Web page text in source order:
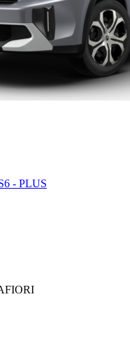
- PLUS